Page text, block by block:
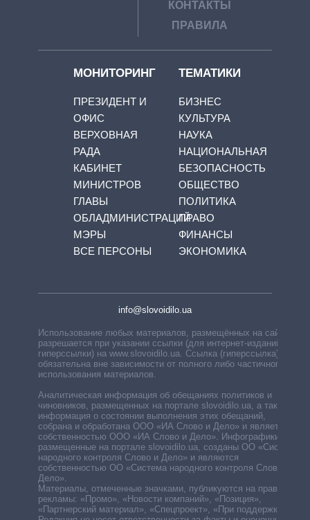
КОНТАКТЫ
ПРАВИЛА
МОНИТОРИНГ
ПРЕЗИДЕНТ И
ОФИС
ВЕРХОВНАЯ
РАДА
КАБИНЕТ
МИНИСТРОВ
ГЛАВЫ
ОБЛАДМИНИСТРАЦИЙ
МЭРЫ
ВСЕ ПЕРСОНЫ
ТЕМАТИКИ
БИЗНЕС
КУЛЬТУРА
НАУКА
НАЦИОНАЛЬНАЯ
БЕЗОПАСНОСТЬ
ОБЩЕСТВО
ПОЛИТИКА
ПРАВО
ФИНАНСЫ
ЭКОНОМИКА
info@slovoidilo.ua
Использование любых материалов, размещённых на сайте,
разрешается при указании ссылки (для интернет-изданий —
гиперссылки) на www.slovoidilo.ua. Ссылка (гиперссылка)
обязательна вне зависимости от полного либо частичного
использования материалов.
Аналитическая информация об обещаниях политиков и
чиновников, размещенных на портале slovoidilo.ua, а также
информация о состоянии выполнения этих обещаний,
собрана и обработана ООО «ИА Слово и Дело» и является
собственностью ООО «ИА Слово и Дело». Инфографики,
размещенные на портале slovoidilo.ua, созданы ОО «Система
народного контроля Слово и Дело» и являются
собственностью ОО «Система народного контроля Слово и
Дело».
Материалы, отмеченные значками, публикуются на правах
рекламы: «Промо», «Новости компаний», «Позиция»,
«Партнерский материал», «Спецпроект», «При поддержке».